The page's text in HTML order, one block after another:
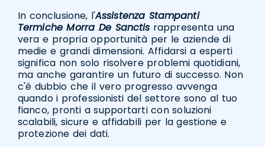
In conclusione, l'Assistenza Stampanti
Termiche Morra De Sanctisrappresenta una
vera e propria opportunità per le aziende di
medie e grandi dimensioni. Affidarsi a esperti
significa non solo risolvere problemi quotidiani,
ma anche garantire un futuro di successo. Non
c'è dubbio che il vero progresso avvenga
quando i professionisti del settore sono al tuo
fianco, pronti a supportarti con soluzioni
scalabili, sicure e affidabili per la gestione e
protezione dei dati.